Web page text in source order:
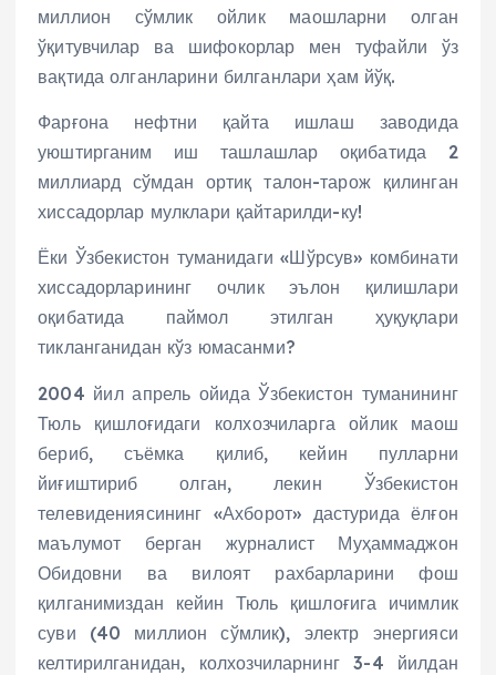
миллион сўмлик ойлик маошларни олган
ўқитувчилар ва шифокорлар мен туфайли ўз
вақтида олганларини билганлари ҳам йўқ.
Фарғона нефтни қайта ишлаш заводида
уюштирганим иш ташлашлар оқибатида 2
миллиард сўмдан ортиқ талон-тарож қилинган
хиссадорлар мулклари қайтарилди-ку!
Ёки Ўзбекистон туманидаги «Шўрсув» комбинати
хиссадорларининг очлик эълон қилишлари
оқибатида паймол этилган ҳуқуқлари
тикланганидан кўз юмасанми?
2004 йил апрель ойида Ўзбекистон туманининг
Тюль қишлоғидаги колхозчиларга ойлик маош
бериб, съёмка қилиб, кейин пулларни
йиғиштириб олган, лекин Ўзбекистон
телевидениясининг «Ахборот» дастурида ёлғон
маълумот берган журналист Муҳаммаджон
Обидовни ва вилоят рахбарларини фош
қилганимиздан кейин Тюль қишлоғига ичимлик
суви (40 миллион сўмлик), электр энергияси
келтирилганидан, колхозчиларнинг 3-4 йилдан